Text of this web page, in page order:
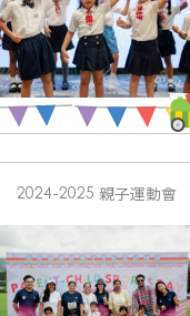
2024-2025 親子運動會